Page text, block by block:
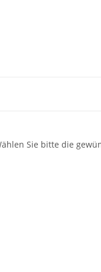
Sie bitte die